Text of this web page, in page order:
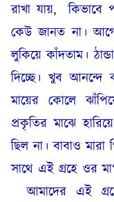
রাখা যায়,
কিভাবে
কেউ জানত না।
লুকিয়ে কাঁদতাম।
দিচ্ছে। খুব
মায়ের কোলে
প্রকৃতির মাঝে
ছিল না। বাবাও মারা
সাথে এই গ্রহে ওর
আমাদের এই